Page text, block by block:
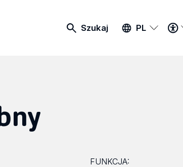
Szukaj PL
FUNKCJA: